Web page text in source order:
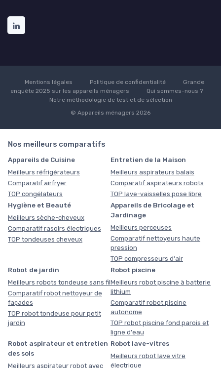
Mentions légales Politique de confidentialité
Grande
enquête 2025 sur les appareils ménagers
Qui sommes-nous ?
Notre méthodologie de test et de sélection
© Appareils ménagers 2026
Nos meilleurs comparatifs
Appareils de Cuisine
Meilleurs réfrigérateurs
Comparatif airfryer
TOP congélateurs
Entretien de la Maison
Meilleurs aspirateurs balais
Comparatif aspirateurs robots
TOP lave-vaisselles pose libre
Hygiène et Beauté
Meilleurs sèche-cheveux
Comparatif rasoirs électriques
TOP tondeuses cheveux
Appareils de Bricolage et
Jardinage
Meilleurs perceuses
Comparatif nettoyeurs haute
pression
TOP compresseurs d'air
Robot de jardin
Meilleurs robots tondeuse sans fil
Comparatif robot nettoyeur de
façades
TOP robot tondeuse pour petit
jardin
Robot piscine
Meilleurs robot piscine à batterie
lithium
Comparatif robot piscine
autonome
TOP robot piscine fond parois et
ligne d'eau
Robot aspirateur et entretien
des sols
Meilleurs aspirateur robot avec
Robot lave-vitres
Meilleurs robot lave vitre
électrique